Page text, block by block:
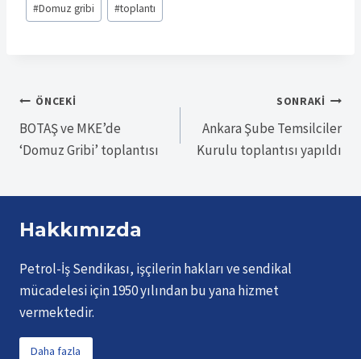
Tags:
#Domuz gribi #toplantı
Yazı
gezinmesi
ÖNCEKI
BOTAŞ ve MKE’de
‘Domuz Gribi’ toplantısı
SONRAKI
Ankara Şube Temsilciler
Kurulu toplantısı yapıldı
Hakkımızda
Petrol-İş Sendikası, işçilerin hakları ve sendikal
mücadelesi için 1950 yılından bu yana hizmet
vermektedir.
Daha fazla